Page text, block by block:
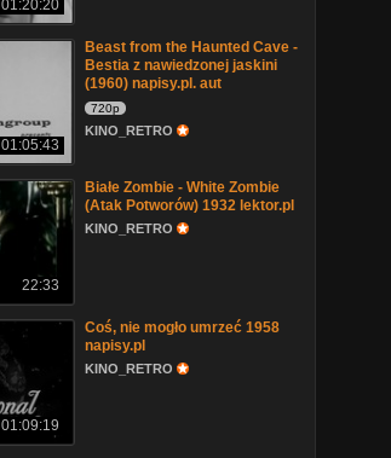
01:20:20
01:05:43
Beast from the Haunted Cave -
Bestia z nawiedzonej jaskini
(1960) napisy.pl. aut
720p
KINO_RETRO
22:33
Białe Zombie - White Zombie
(Atak Potworów) 1932 lektor.pl
KINO_RETRO
01:09:19
Coś, nie mogło umrzeć 1958
napisy.pl
KINO_RETRO